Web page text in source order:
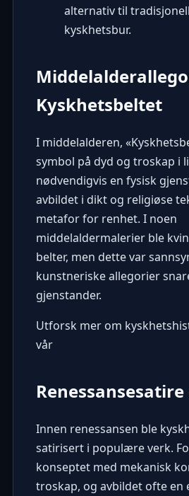
alternativ til
kyskhetsbur.
Kyskhetsbeltet
I middelalderen,
symbol på dyd og troskap i
nødvendigvis en fysisk
avbildet i dikt og religiøse
metafor for renhet. I noen
middelaldermalerier ble
belter, men dette var
kunstneriske allegorier
gjenstander.
Utforsk mer om
vår
Innen renessansen ble
satirisert i populære verk.
konseptet med mekanisk
troskap, og avbildet ofte en